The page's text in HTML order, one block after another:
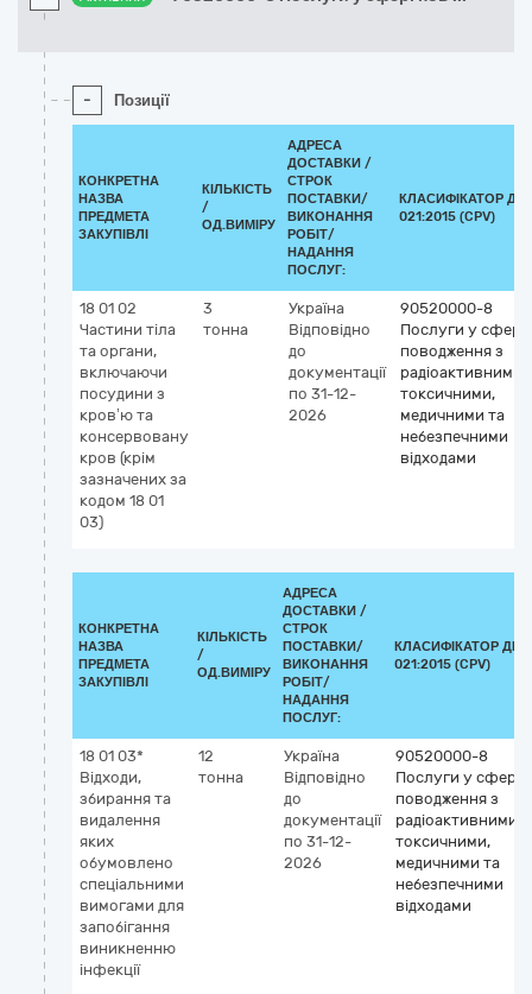
- Позиції
КОНКРЕТНА
НАЗВА
ПРЕДМЕТА
ЗАКУПІВЛІ
КІЛЬКІСТЬ
/
ОД.ВИМІРУ
АДРЕСА
ДОСТАВКИ /
СТРОК
ПОСТАВКИ/
ВИКОНАННЯ
РОБІТ/
НАДАННЯ
ПОСЛУГ:
КЛАСИФІКАТОР ДК
021:2015 (CPV)
18 01 02
Частини тіла
та органи,
включаючи
посудини з
кров’ю та
консервовану
кров (крім
зазначених за
кодом 18 01
03)
3
тонна
Україна
Відповідно
до
документації
по 31-12-
2026
90520000-8
Послуги у сфері
поводження з
радіоактивними,
токсичними,
медичними та
небезпечними
відходами
КОНКРЕТНА
НАЗВА
ПРЕДМЕТА
ЗАКУПІВЛІ
КІЛЬКІСТЬ
/
ОД.ВИМІРУ
АДРЕСА
ДОСТАВКИ /
СТРОК
ПОСТАВКИ/
ВИКОНАННЯ
РОБІТ/
НАДАННЯ
ПОСЛУГ:
КЛАСИФІКАТОР ДК
021:2015 (CPV)
18 01 03*
Відходи,
збирання та
видалення
яких
обумовлено
спеціальними
вимогами для
запобігання
виникненню
інфекції
12
тонна
Україна
Відповідно
до
документації
по 31-12-
2026
90520000-8
Послуги у сфері
поводження з
радіоактивними,
токсичними,
медичними та
небезпечними
відходами